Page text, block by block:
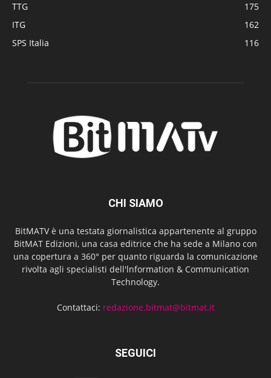
TTG
175
ITG
162
SPS Italia
116
CHI SIAMO
BitMATV è una testata giornalistica appartenente al gruppo
BitMAT Edizioni, una casa editrice che ha sede a Milano con
una copertura a 360° per quanto riguarda la comunicazione
rivolta agli specialisti dell'lnformation & Communication
Technology.
Contattaci: redazione.bitmat@bitmat.it
SEGUICI